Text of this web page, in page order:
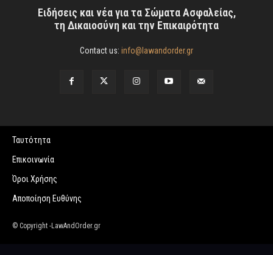
Ειδήσεις και νέα για τα Σώματα Ασφαλείας,
τη Δικαιοσύνη και την Επικαιρότητα
Contact us: info@lawandorder.gr
Ταυτότητα
Επικοινωνία
Όροι Χρήσης
Αποποίηση Ευθύνης
© Copyright -LawAndOrder.gr